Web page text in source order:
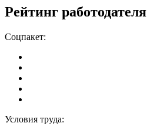
Рейтинг работодателя
Соцпакет:
Условия труда: